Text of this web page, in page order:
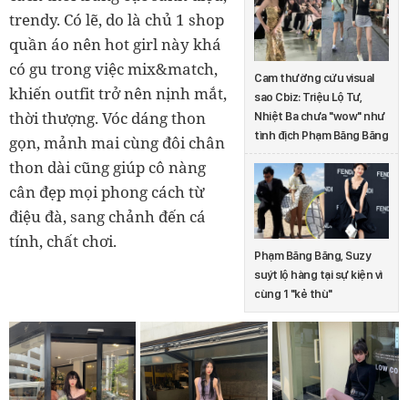
Cam thường cứu visual
sao Cbiz: Triệu Lộ Tư,
Nhiệt Ba chưa "wow" như
tình địch Phạm Băng Băng
Phạm Băng Băng, Suzy
suýt lộ hàng tại sự kiện vì
cùng 1 "kẻ thù"
trendy. Có lẽ, do là chủ 1 shop
quần áo nên hot girl này khá
có gu trong việc mix&match,
khiến outfit trở nên nịnh mắt,
thời thượng. Vóc dáng thon
gọn, mảnh mai cùng đôi chân
thon dài cũng giúp cô nàng
cân đẹp mọi phong cách từ
điệu đà, sang chảnh đến cá
tính, chất chơi.